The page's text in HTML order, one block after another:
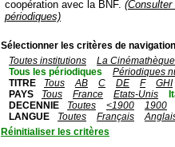
coopération avec la BNF.
périodiques)
Sélectionner les critères de
Toutes institutions
La
Tous les périodiques
Périodiques
TITRE
Tous AB C DE F
GHI
PAYS
Tous France Etats-Unis
DECENNIE
Toutes <1900
1900
LANGUE
Toutes Français
Réinitialiser les critères